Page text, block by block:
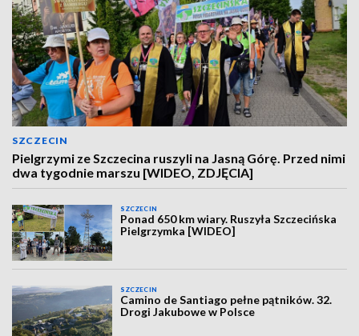
SZCZECIN
Pielgrzymi ze Szczecina ruszyli na Jasną Górę. Przed nimi
dwa tygodnie marszu [WIDEO, ZDJĘCIA]
SZCZECIN
Ponad 650 km wiary. Ruszyła Szczecińska
Pielgrzymka [WIDEO]
SZCZECIN
Camino de Santiago pełne pątników. 32.
Drogi Jakubowe w Polsce